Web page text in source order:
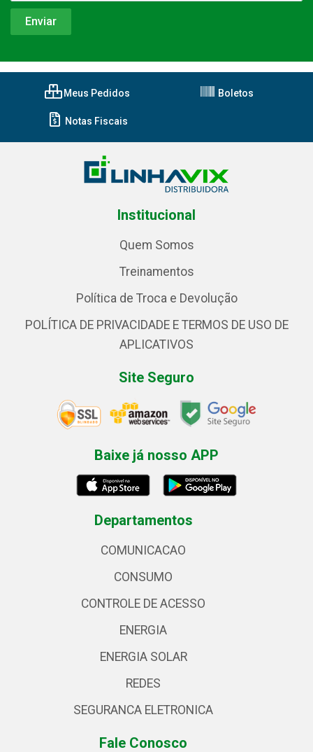
Meus Pedidos Boletos
Notas Fiscais
Institucional
Quem Somos
Treinamentos
Política de Troca e Devolução
POLÍTICA DE PRIVACIDADE E TERMOS DE USO DE
APLICATIVOS
Site Seguro
Baixe já nosso APP
Departamentos
COMUNICACAO
CONSUMO
CONTROLE DE ACESSO
ENERGIA
ENERGIA SOLAR
REDES
SEGURANCA ELETRONICA
Fale Conosco